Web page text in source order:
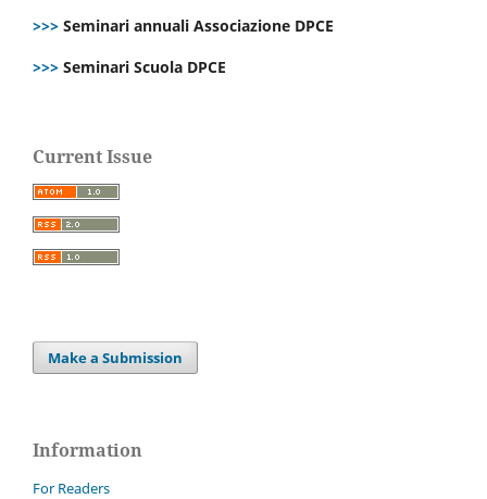
>>> Seminari annuali Associazione DPCE
>>> Seminari Scuola DPCE
Current Issue
Make a Submission
Information
For Readers